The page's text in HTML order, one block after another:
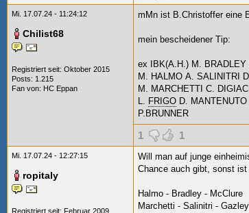
Mi. 17.07.24 - 11:24:12
Chilist68
Registriert seit: Oktober 2015
Posts: 1.215
Fan von: HC Eppan
mMn ist B.Christoffer eine
mein bescheidener Tip:
ex IBK(A.H.) M. BRADLEY
M. HALMO A. SALINITRI
M. MARCHETTI C.
L. FRIGO D. MANTENUTO
P.BRUNNER
1 1
Mi. 17.07.24 - 12:27:15
ropitaly
Registriert seit: Februar 2009
Will man auf junge
Chance auch gibt, sonst
Halmo - Bradley - McClure
Marchetti - Salinitri - Gazley